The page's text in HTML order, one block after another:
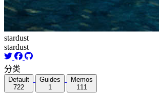
stardust
stardust
分类
Default
722
Guides
1
Memos
111